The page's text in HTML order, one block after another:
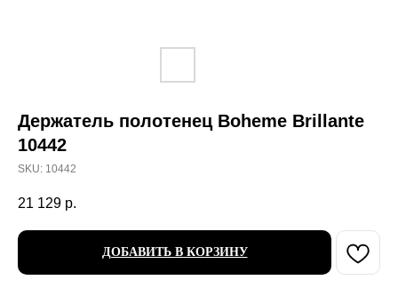
Держатель полотенец Boheme Brillante
10442
SKU: 10442
21 129 р.
ДОБАВИТЬ В КОРЗИНУ